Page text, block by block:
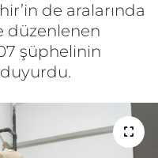
de aralarında
düzenlenen
şüphelinin
duyurdu.